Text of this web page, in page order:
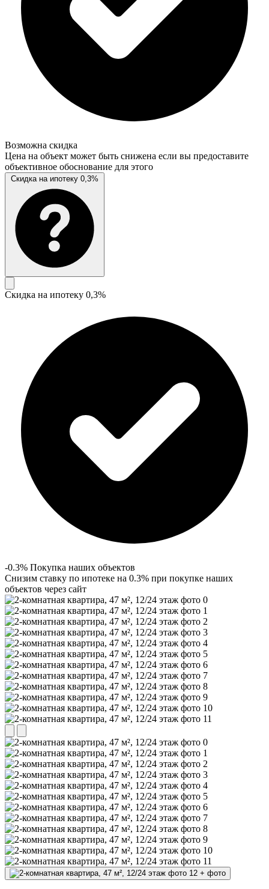
Возможна скидка
Цена на объект может быть снижена если вы предоставите
объективное обоснование для этого
Скидка на ипотеку 0,3%
Скидка на ипотеку 0,3%
-0.3% Покупка наших объектов
Снизим ставку по ипотеке на 0.3% при покупке наших
объектов через сайт
+ фото